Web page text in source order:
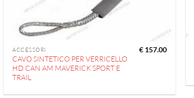
ACCESSORI
CAVO SINTETICO PER VERRICELLO
HD CAN AM MAVERICK SPORT E
TRAIL
€157.00